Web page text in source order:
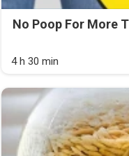
No Poop For More
4 h 30 min